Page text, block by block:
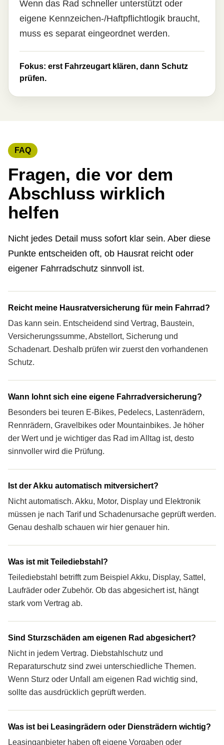
Wenn das Rad schneller unterstützt oder
eigene Kenn­zeichen-/Haft­pflichtlogik braucht,
muss es separat eingeordnet werden.
Fokus: erst Fahrzeugart klären, dann Schutz
prüfen.
FAQ
Fragen, die vor dem
Abschluss wirklich
helfen
Nicht jedes Detail muss sofort klar sein. Aber diese
Punkte entscheiden oft, ob Hausrat reicht oder
eigener Fahrradschutz sinnvoll ist.
Reicht meine Haus­rat­ver­si­che­rung für mein Fahrrad?
Das kann sein. Entscheidend sind Vertrag, Baustein,
Versicherungssumme, Abstellort, Sicherung und
Schadenart. Deshalb prüfen wir zuerst den vorhandenen
Schutz.
Wann lohnt sich eine eigene Fahrradversicherung?
Besonders bei teuren E-Bikes, Pedelecs, Lastenrädern,
Rennrädern, Gravelbikes oder Mountainbikes. Je höher
der Wert und je wichtiger das Rad im Alltag ist, desto
sinnvoller wird die Prüfung.
Ist der Akku automatisch mitversichert?
Nicht automatisch. Akku, Motor, Display und Elektronik
müssen je nach Tarif und Schadenursache geprüft werden.
Genau deshalb schauen wir hier genauer hin.
Was ist mit Teilediebstahl?
Teilediebstahl betrifft zum Beispiel Akku, Display, Sattel,
Laufräder oder Zubehör. Ob das abgesichert ist, hängt
stark vom Vertrag ab.
Sind Sturzschäden am eigenen Rad abgesichert?
Nicht in jedem Vertrag. Diebstahlschutz und
Reparaturschutz sind zwei unterschiedliche Themen.
Wenn Sturz oder Unfall am eigenen Rad wichtig sind,
sollte das ausdrücklich geprüft werden.
Was ist bei Leasingrädern oder Diensträdern wichtig?
Leasinganbieter haben oft eigene Vorgaben oder